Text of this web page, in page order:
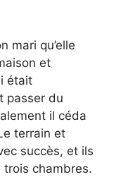
mari qu’elle
et
était
passer du
il céda
terrain et
succès, et ils
chambres.